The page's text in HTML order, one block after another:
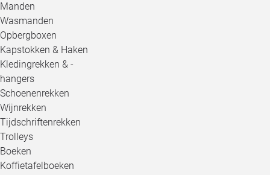
Manden
Wasmanden
Opbergboxen
Kapstokken & Haken
Kledingrekken & -
hangers
Schoenenrekken
Wijnrekken
Tijdschriftenrekken
Trolleys
Boeken
Koffietafelboeken